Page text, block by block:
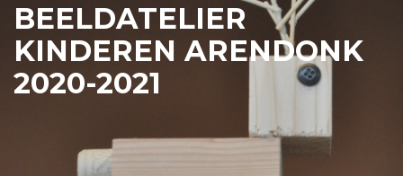
BEELDATELIER
KINDEREN ARENDONK
2020-2021